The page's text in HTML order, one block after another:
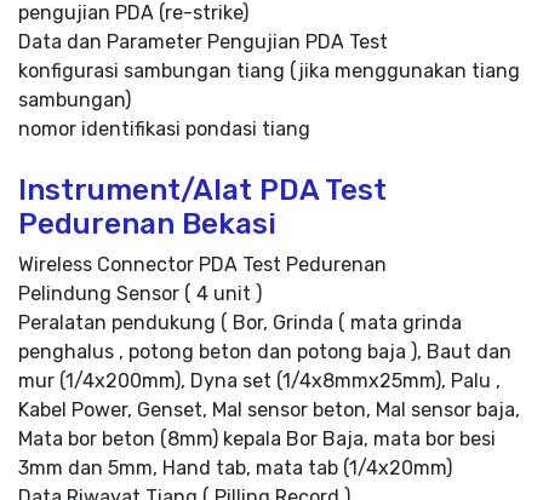
pengujian PDA (re-strike)
Data dan Parameter Pengujian PDA Test
konfigurasi sambungan tiang (jika menggunakan tiang
sambungan)
nomor identifikasi pondasi tiang
Instrument/Alat PDA Test
Pedurenan Bekasi
Wireless Connector PDA Test Pedurenan
Pelindung Sensor ( 4 unit )
Peralatan pendukung ( Bor, Grinda ( mata grinda
penghalus , potong beton dan potong baja ), Baut dan
mur (1/4x200mm), Dyna set (1/4x8mmx25mm), Palu ,
Kabel Power, Genset, Mal sensor beton, Mal sensor baja,
Mata bor beton (8mm) kepala Bor Baja, mata bor besi
3mm dan 5mm, Hand tab, mata tab (1/4x20mm)